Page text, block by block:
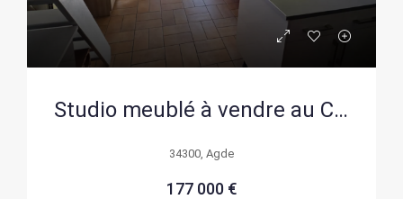
Studio meublé à vendre au Cap d’Agde – Port Soleil, résidence avec piscine et parking sécurisé
34300, Agde
177 000 €